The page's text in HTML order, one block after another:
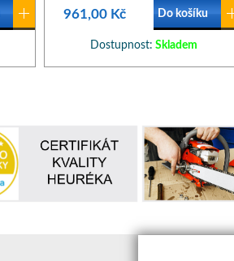
961,00 Kč Do košíku
Dostupnost: Skladem